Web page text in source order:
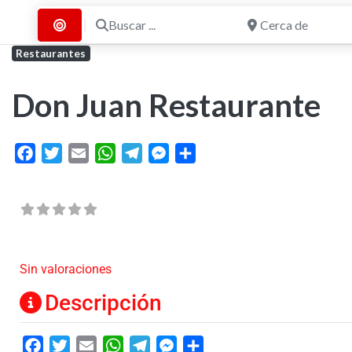
Buscar por Distancia
Buscar ... Cerca de
Restaurantes
Don Juan Restaurante
FacebookTwitterEmail WhatsAppTelegramMessenger
Sin valoraciones
Descripción
FacebookTwitterEmail WhatsAppTelegramMessenger